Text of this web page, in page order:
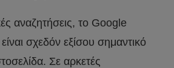
αναζητήσεις, το Google
σχεδόν εξίσου σημαντικό
Σε αρκετές